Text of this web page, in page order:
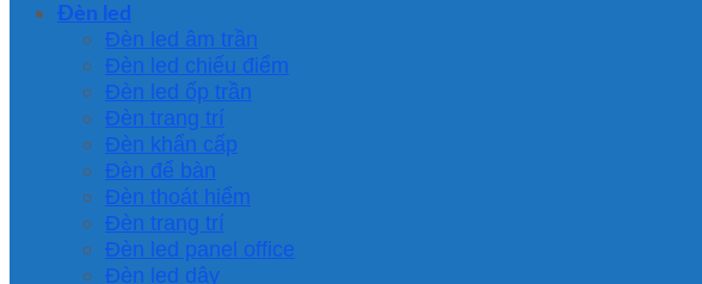
Đèn led
Đèn led âm trần
Đèn led chiếu điểm
Đèn led ốp trần
Đèn trang trí
Đèn khẩn cấp
Đèn để bàn
Đèn thoát hiểm
Đèn trang trí
Đèn led panel office
Đèn led dây